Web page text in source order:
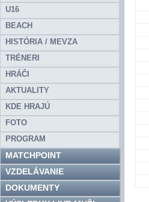
U16
BEACH
HISTÓRIA / MEVZA
TRÉNERI
HRÁČI
AKTUALITY
KDE HRAJÚ
FOTO
PROGRAM
MATCHPOINT
VZDELÁVANIE
DOKUMENTY